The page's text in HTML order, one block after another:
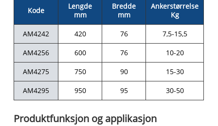
Kode
Lengde
mm
Bredde
mm
Ankerstørrelse
Kg
AM4242 420 76 7,5-15,5
AM4256 600 76 10-20
AM4275 750 90 15-30
AM4295 950 95 30-50
Produktfunksjon og applikasjon